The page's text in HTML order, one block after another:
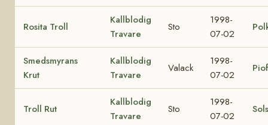
Rosita Troll
Kallblodig
Travare
Sto
1998-
07-02
Smedsmyrans
Krut
Kallblodig
Travare
Valack
1998-
07-02
Troll Rut
Kallblodig
Travare
Sto
1998-
07-02